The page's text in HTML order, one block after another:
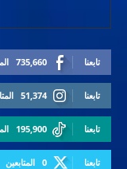
735,660 تابعنا
51,374 تابعنا
195,900 تابعنا
0 المتابعين تابعنا